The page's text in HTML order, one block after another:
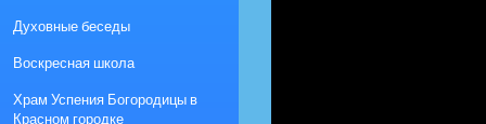
Духовные беседы
Воскресная школа
Храм Успения Богородицы в
Красном городке